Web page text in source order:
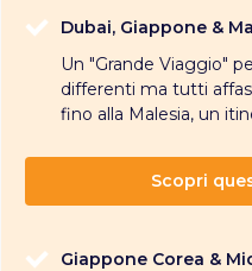
Dubai, Giappone &
Un "Grande Viaggio"
differenti ma tutti
fino alla Malesia, un
Scopri
Giappone Corea &